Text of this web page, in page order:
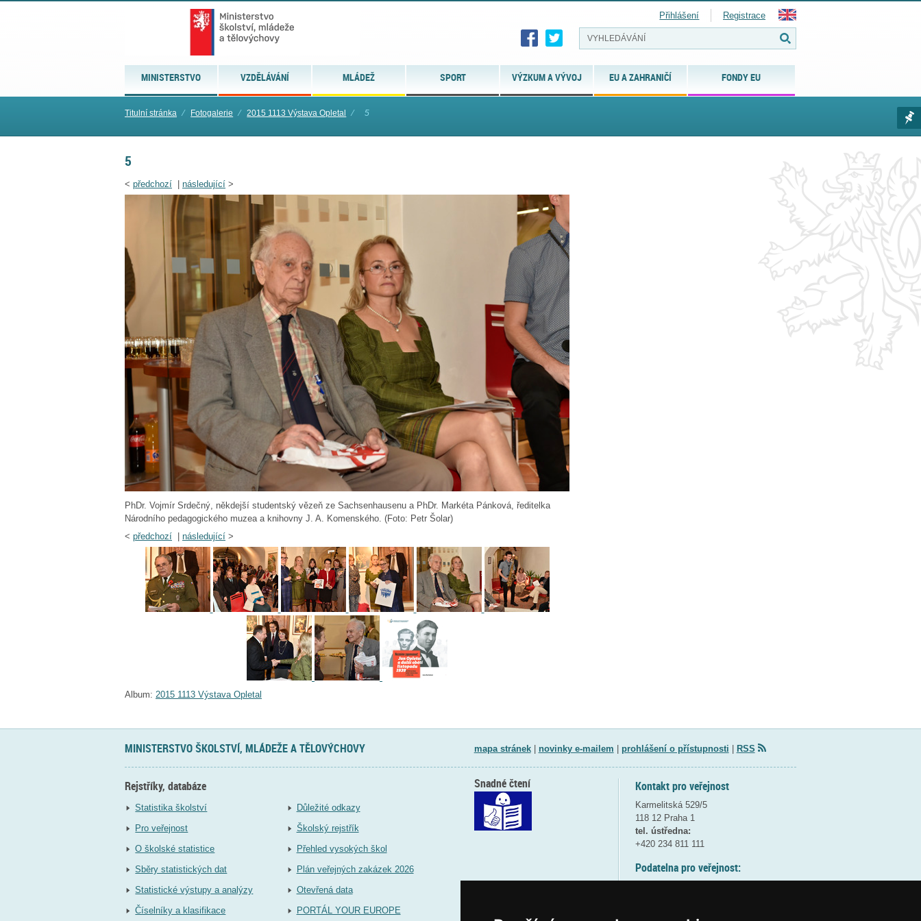
MINISTERSTVO VZDĚLÁVÁNÍ MLÁDEŽ SPORT VÝZKUM A VÝVOJ EU A ZAHRANIČÍ FONDY EU
Přihlášení Registrace
Titulní stránka ⁄ Fotogalerie ⁄ 2015 1113 Výstava Opletal ⁄ 5
5
< předchozí následující >
PhDr. Vojmír Srdečný, někdejší studentský vězeň ze Sachsenhausenu a PhDr. Markéta Pánková, ředitelka
Národního pedagogického muzea a knihovny J. A. Komenského. (Foto: Petr Šolar)
< předchozí | následující >
Album: 2015 1113 Výstava Opletal
MINISTERSTVO ŠKOLSTVÍ, MLÁDEŽE A TĚLOVÝCHOVY mapa stránek| novinky e-mailem | prohlášení o přístupnosti | RSS
Rejstříky, databáze
Statistika školství
Pro veřejnost
O školské statistice
Sběry statistických dat
Statistické výstupy a analýzy
Číselníky a klasifikace
Důležité odkazy
Školský rejstřík
Přehled vysokých škol
Plán veřejných zakázek 2026
Otevřená data
PORTÁL YOUR EUROPE
Kontakt pro veřejnost
Karmelitská 529/5
118 12 Praha 1
tel. ústředna:
+420 234 811 111
Podatelna pro veřejnost:
Snadné čtení